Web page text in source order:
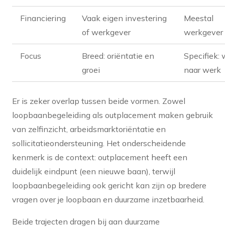
Financiering
Vaak eigen investering
of werkgever
Meestal
werkgever
Focus
Breed: oriëntatie en
groei
Specifiek:
naar werk
Er is zeker overlap tussen beide vormen. Zowel
loopbaanbegeleiding als outplacement maken gebruik
van zelfinzicht, arbeidsmarktoriëntatie en
sollicitatieondersteuning. Het onderscheidende
kenmerk is de context: outplacement heeft een
duidelijk eindpunt (een nieuwe baan), terwijl
loopbaanbegeleiding ook gericht kan zijn op bredere
vragen over je loopbaan en duurzame inzetbaarheid.
Beide trajecten dragen bij aan duurzame